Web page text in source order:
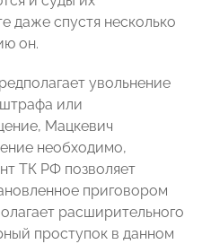
даже спустя несколько
он.
увольнение
или
Мацкевич
необходимо,
ТК РФ позволяет
приговором
расширительного
проступок в данном